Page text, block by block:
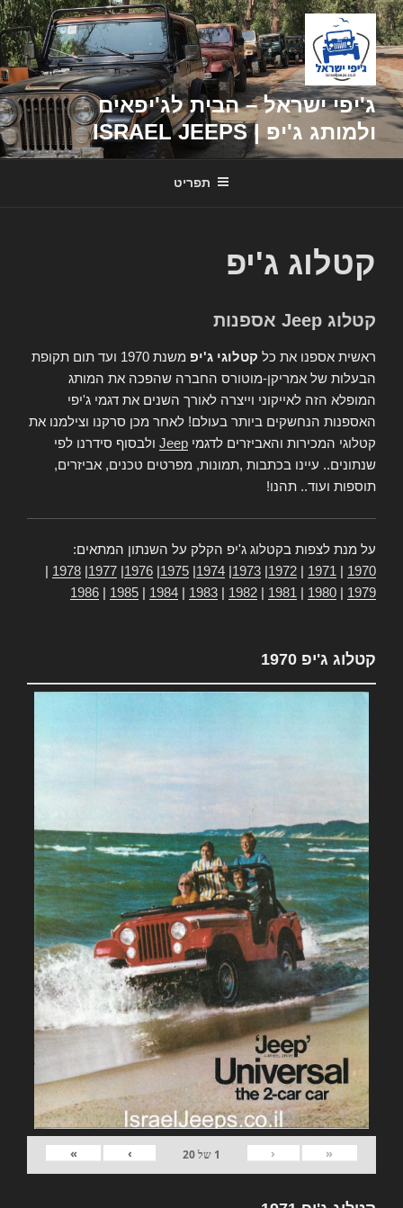
דילוג
לתוכן
ג'יפי ישראל – הבית לג'יפאים
ולמותג ג'יפ | ISRAEL JEEPS
תפריט
קטלוג ג'יפ
קטלוג Jeep אספנות
ראשית אספנו את כל קטלוגי ג'יפ
משנת 1970 ועד תום תקופת
הבעלות של אמריקן-מוטורס החברה שהפכה את המותג
המופלא הזה לאייקוני וייצרה לאורך השנים את דגמי ג'יפי
האספנות הנחשקים ביותר בעולם! לאחר מכן סרקנו וצילמנו את
קטלוגי המכירות והאביזרים לדגמי Jeep ולבסוף סידרנו לפי
שנתונים.. עיינו בכתבות ,תמונות, מפרטים טכנים, אביזרים,
תוספות ועוד.. תהנו!
על מנת לצפות בקטלוג ג'יפ הקלק על השנתון המתאים:
1970
1971
1972
1973
1974
1975
1976
1977
1978
1979
1980
1981
1982
1983
1984
1985
1986
קטלוג ג'יפ 1970
«
‹
1 של20
›
»